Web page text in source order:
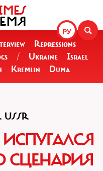
РУ
Repressions
/ Ukraine
Israel
Kremlin Duma
USSR
СЦЕНАРИЯ